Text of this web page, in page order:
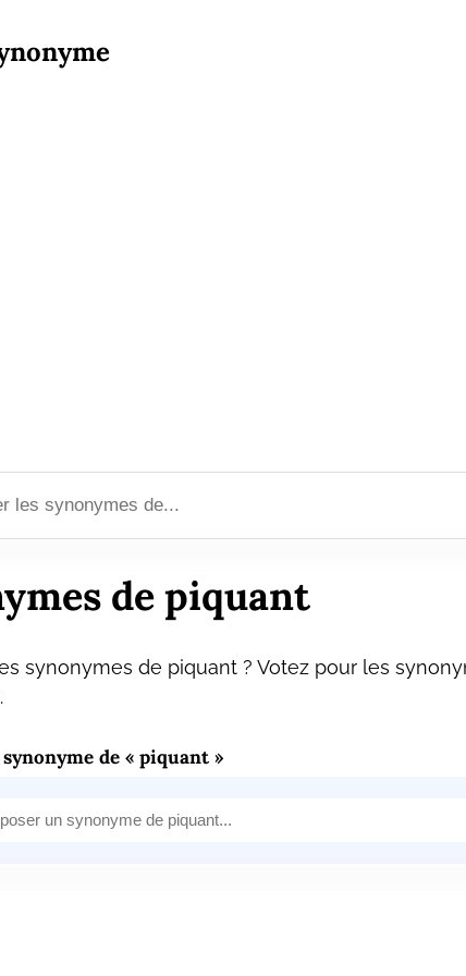
de piquant
synonymes de piquant ? Votez pour les
de « piquant »